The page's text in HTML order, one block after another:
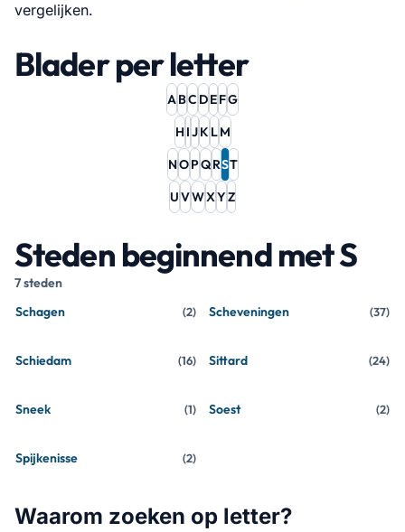
vergelijken.
Blader per letter
ABC DEFG
H IJK LM
NOPQRST
UVWXYZ
Steden beginnend met S
7 steden
Schagen
(2) Scheveningen (37)
Schiedam (16) Sittard (24)
Sneek (1) Soest (2)
Spijkenisse (2)
Waarom zoeken op letter?